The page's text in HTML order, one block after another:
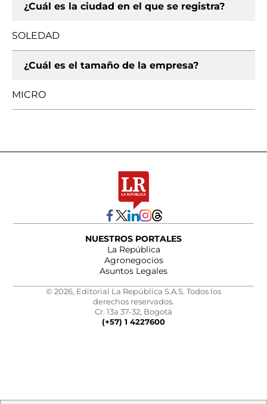
¿Cuál es la ciudad en el que se registra?
SOLEDAD
¿Cuál es el tamaño de la empresa?
MICRO
NUESTROS PORTALES
La República
Agronegocios
Asuntos Legales
© 2026, Editorial La República S.A.S. Todos los
derechos reservados.
Cr. 13a 37-32, Bogotá
(+57) 1 4227600